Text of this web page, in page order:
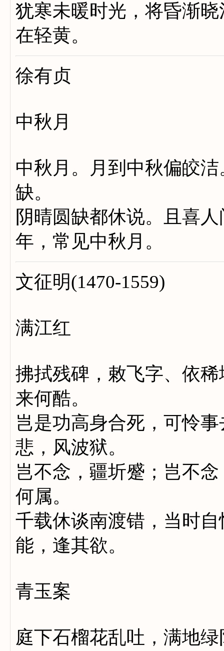
犹寒未暖时光，将昏渐
在轻黄。
徐有贞
中秋月
中秋月。月到中秋偏皎
缺。
阴晴圆缺都休说。且喜
年，常见中秋月。
文征明(1470-1559)
满江红
拂拭残碑，敕飞字、依
来何酷。
岂是功高身合死，可怜
悲，风波狱。
岂不念，疆圻蹙；岂不
何属。
千载休谈南渡错，当时
能，逢其欲。
青玉案
庭下石榴花乱吐，满地